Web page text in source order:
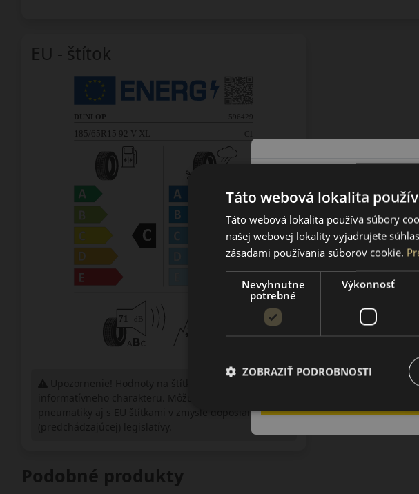
EU - štítok
pneumatiky aj s EU štítkami v zmysle doposiaľ platnej
Podobné produkty
Táto webová lokalita
Táto webová lokalita používa súbory
našej webovej lokality vyjadrujete
zásadami používania súborov cookie.
Nevyhnutne
potrebné
Výkonnosť
ZOBRAZIŤ PODROBNOSTI